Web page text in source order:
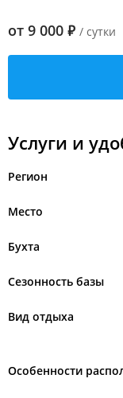
от 9 000 ₽ / сутки
Услуги и
Регион
Место
Бухта
Сезонность базы
Вид отдыха
Особенности